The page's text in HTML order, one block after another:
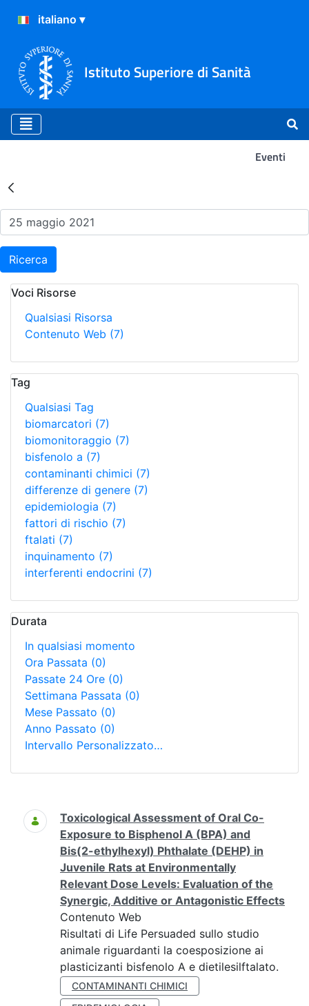
Istituto Superiore di Sanità
Eventi
Risultati della Ricerca -
Ricerca
Voci Risorse
Qualsiasi Risorsa
Contenuto Web (7)
Tag
Qualsiasi Tag
biomarcatori (7)
biomonitoraggio (7)
bisfenolo a (7)
contaminanti chimici (7)
differenze di genere (7)
epidemiologia (7)
fattori di rischio (7)
ftalati (7)
inquinamento (7)
interferenti endocrini (7)
Durata
In qualsiasi momento
Ora Passata (0)
Passate 24 Ore (0)
Settimana Passata (0)
Mese Passato (0)
Anno Passato (0)
Intervallo Personalizzato…
Ricerca
Toxicological Assessment of Oral Co-
Exposure to Bisphenol A (BPA) and
Bis(2-ethylhexyl) Phthalate (DEHP) in
Juvenile Rats at Environmentally
Relevant Dose Levels: Evaluation of the
Synergic, Additive or Antagonistic Effects
Contenuto Web
Risultati di Life Persuaded sullo studio
animale riguardanti la coesposizione ai
plasticizanti bisfenolo A e dietilesilftalato.
CONTAMINANTI CHIMICI